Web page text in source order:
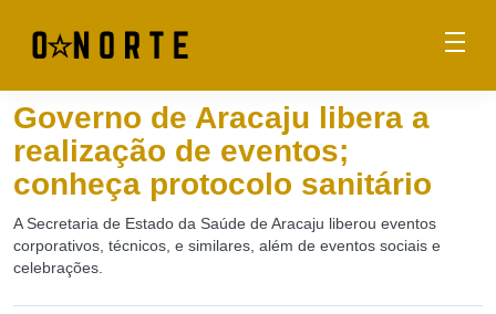
Governo de Aracaju libera a
realização de eventos;
conheça protocolo sanitário
A Secretaria de Estado da Saúde de Aracaju liberou eventos
corporativos, técnicos, e similares, além de eventos sociais e
celebrações.